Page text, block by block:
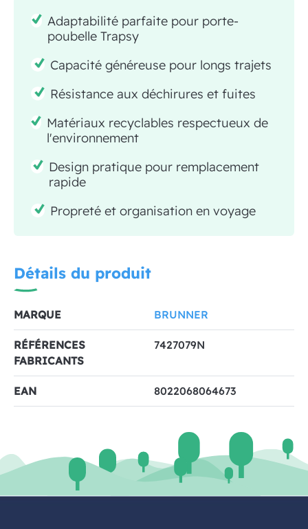
Adaptabilité parfaite pour porte-
poubelle Trapsy
Capacité généreuse pour longs trajets
Résistance aux déchirures et fuites
Matériaux recyclables respectueux de
l'environnement
Design pratique pour remplacement
rapide
Propreté et organisation en voyage
Détails du produit
MARQUE BRUNNER
RÉFÉRENCES
FABRICANTS
7427079N
EAN 8022068064673